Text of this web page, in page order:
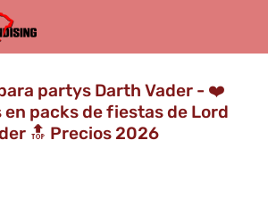
partys Darth Vader - ❤️
en packs de fiestas de Lord
🔝 Precios 2026